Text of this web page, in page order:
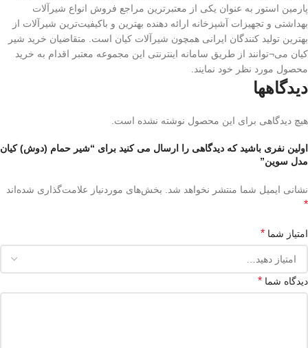
پارمین استور به عنوان یکی از معتبرترین مراجع فروش انواع شیرآلات
بهداشتی و تجهیزات آشپزخانه ارائه دهنده بهترین و باکیفیت‌ترین شیرآلات از
بهترین تولید کنندگان ایرانی همچون شیرآلات کیان است. متقاضیان خرید شیر
کیان می¬توانند از طریق سامانه اینترنتی این مجموعه معتبر اقدام به خرید
محصول مورد نظر خود نمایند.
دیدگاهها
هیچ دیدگاهی برای این محصول نوشته نشده است.
اولین نفری باشید که دیدگاهی را ارسال می کنید برای “شیر حمام (دوش) کیان
مدل سوین”
نشانی ایمیل شما منتشر نخواهد شد. بخش‌های موردنیاز علامت‌گذاری شده‌اند
*
امتیاز شما *
دیدگاه شما *